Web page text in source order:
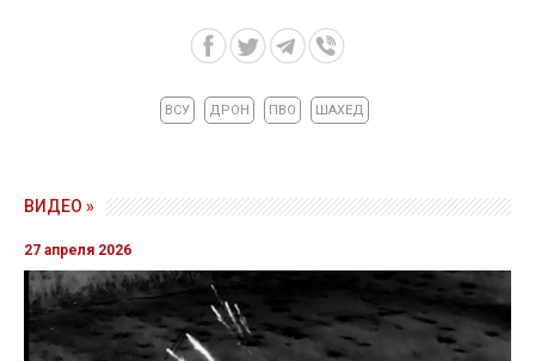
ВСУ ДРОН ПВО ШАХЕД
ВИДЕО »
27 апреля 2026